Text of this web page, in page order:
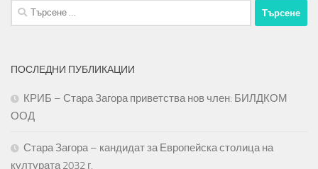
Търсене
за:
ПОСЛЕДНИ ПУБЛИКАЦИИ
КРИБ – Стара Загора приветства нов член: БИЛДКОМ
ООД
Стара Загора – кандидат за Европейска столица на
културата 2032 г.